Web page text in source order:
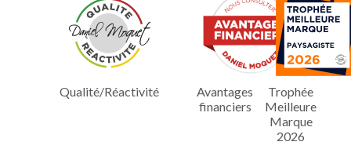
Qualité/Réactivité
Avantages
financiers
Trophée
Meilleure
Marque
2026